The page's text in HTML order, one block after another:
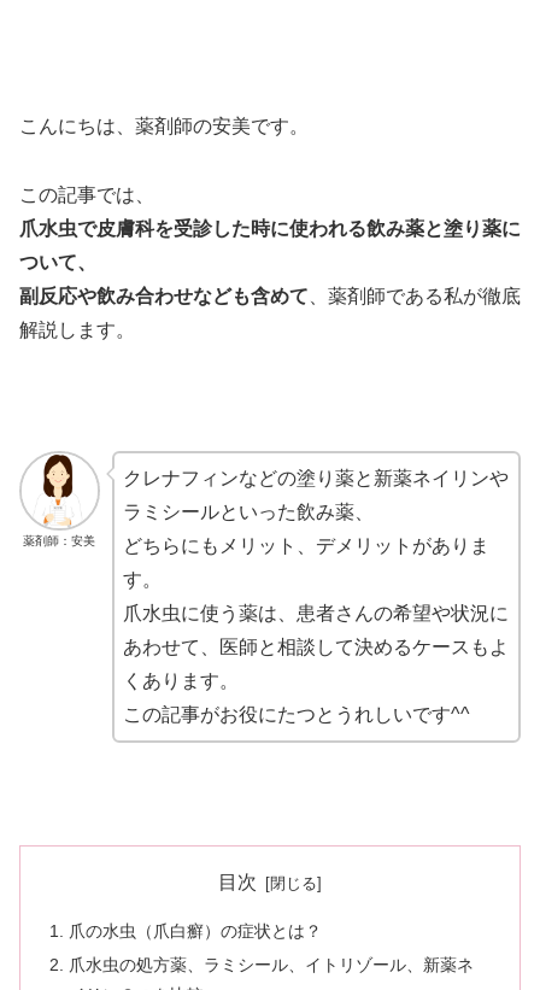
こんにちは、薬剤師の安美です。
この記事では、
爪水虫で皮膚科を受診した時に使われる飲み薬と塗り薬に
ついて、
副反応や飲み合わせなども含めて 、薬剤師である私が徹底
解説します。
薬剤師：安美
クレナフィンなどの塗り薬と新薬ネイリンや
ラミシールといった飲み薬、
どちらにもメリット、デメリットがありま
す。
爪水虫に使う薬は、患者さんの希望や状況に
あわせて、医師と相談して決めるケースもよ
くあります。
この記事がお役にたつとうれしいです^^
目次
爪の水虫（爪白癬）の症状とは？
爪水虫の処方薬、ラミシール、イトリゾール、新薬ネ